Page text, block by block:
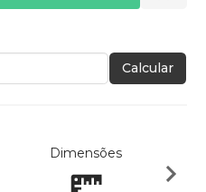
Calcular
Dimensões